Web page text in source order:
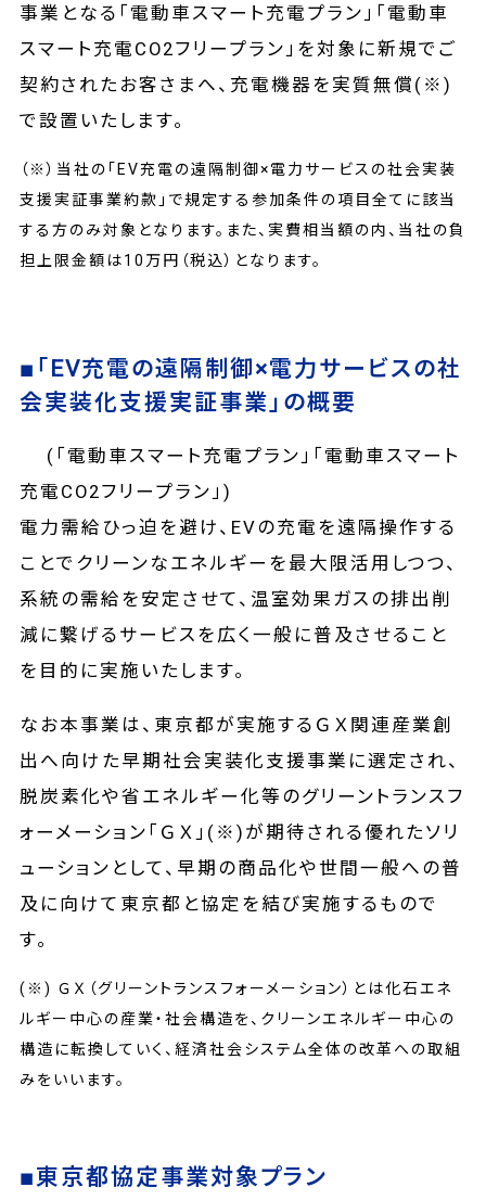
事業となる「電動車スマート充電プラン」「電動車
スマート充電CO2フリープラン」を対象に新規でご
契約されたお客さまへ、充電機器を実質無償(※)
で設置いたします。
（※）当社の「EV充電の遠隔制御×電力サービスの社会実装
支援実証事業約款」で規定する参加条件の項目全てに該当
する方のみ対象となります。また、実費相当額の内、当社の負
担上限金額は10万円（税込）となります。
■「EV充電の遠隔制御×電力サービスの社
会実装化支援実証事業」の概要
(「電動車スマート充電プラン」「電動車スマート
充電CO2フリープラン」)
電力需給ひっ迫を避け、EVの充電を遠隔操作する
ことでクリーンなエネルギーを最大限活用しつつ、
系統の需給を安定させて、温室効果ガスの排出削
減に繋げるサービスを広く一般に普及させること
を目的に実施いたします。
なお本事業は、東京都が実施するＧＸ関連産業創
出へ向けた早期社会実装化支援事業に選定され、
脱炭素化や省エネルギー化等のグリーントランスフ
ォーメーション「ＧＸ」(※)が期待される優れたソリ
ューションとして、早期の商品化や世間一般への普
及に向けて東京都と協定を結び実施するもので
す。
(※) ＧＸ（グリーントランスフォーメーション）とは化石エネ
ルギー中心の産業・社会構造を、クリーンエネルギー中心の
構造に転換していく、経済社会システム全体の改革への取組
みをいいます。
■東京都協定事業対象プラン